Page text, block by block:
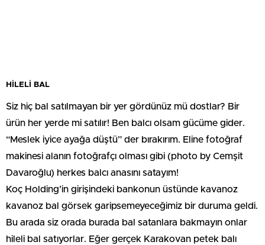
HİLELİ BAL
Siz hiç bal satılmayan bir yer gördünüz mü dostlar? Bir
ürün her yerde mi satılır! Ben balcı olsam gücüme gider.
“Meslek iyice ayağa düştü” der bırakırım. Eline fotoğraf
makinesi alanın fotoğrafçı olması gibi (photo by Cemşit
Davaroğlu) herkes balcı anasını satayım!
Koç Holding’in girişindeki bankonun üstünde kavanoz
kavanoz bal görsek garipsemeyeceğimiz bir duruma geldi.
Bu arada siz orada burada bal satanlara bakmayın onlar
hileli bal satıyorlar. Eğer gerçek Karakovan petek balı